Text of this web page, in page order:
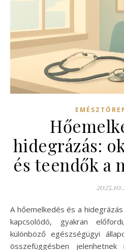
hidegrázás:
és teendők a
A hőemelkedés és a hidegrázás a test hőszabályozásához
kapcsolódó, gyakran
különböző egészségügyi
összefüggésben